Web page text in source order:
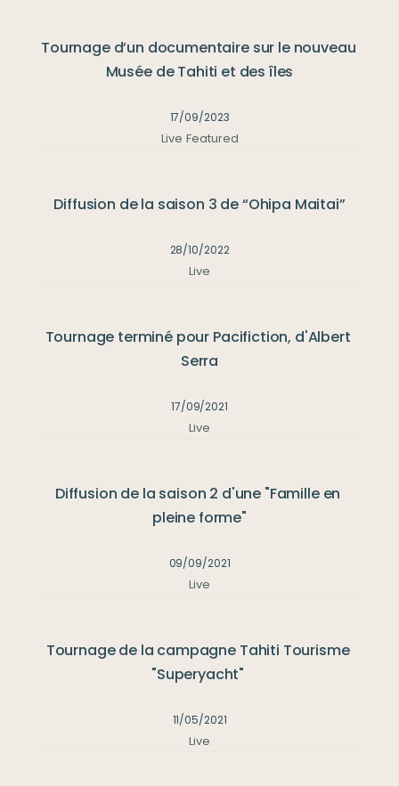
Tournage d’un documentaire sur le nouveau
Musée de Tahiti et des îles
17/09/2023
Live Featured
Diffusion de la saison 3 de “Ohipa Maitai”
28/10/2022
Live
Tournage terminé pour Pacifiction, d'Albert
Serra
17/09/2021
Live
Diffusion de la saison 2 d'une "Famille en
pleine forme"
09/09/2021
Live
Tournage de la campagne Tahiti Tourisme
"Superyacht"
11/05/2021
Live